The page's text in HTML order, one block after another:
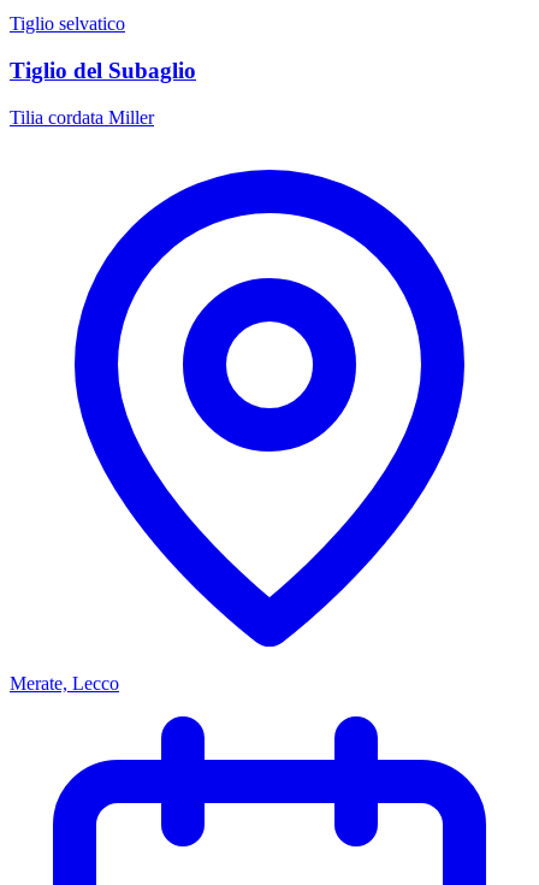
Tiglio selvatico
Tiglio del Subaglio
Tilia cordata Miller
Merate, Lecco